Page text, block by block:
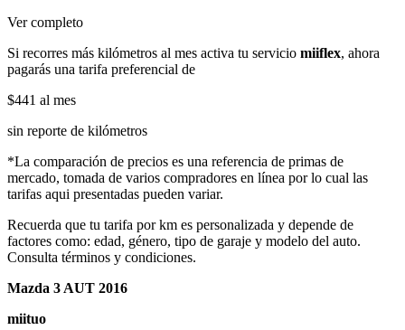
Ver completo
Si recorres más kilómetros al mes activa tu servicio miiflex, ahora
pagarás una tarifa preferencial de
$441 al mes
sin reporte de kilómetros
*La comparación de precios es una referencia de primas de
mercado, tomada de varios compradores en línea por lo cual las
tarifas aqui presentadas pueden variar.
Recuerda que tu tarifa por km es personalizada y depende de
factores como: edad, género, tipo de garaje y modelo del auto.
Consulta términos y condiciones.
Mazda 3 AUT 2016
miituo